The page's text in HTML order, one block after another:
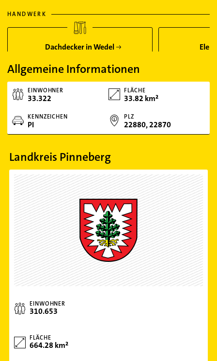
HANDWERK
Dachdecker in Wedel
Allgemeine Informationen
EINWOHNER
33.322
FLÄCHE
33.82 km²
KENNZEICHEN
PI
PLZ
22880, 22870
Landkreis Pinneberg
EINWOHNER
310.653
FLÄCHE
664.28 km²